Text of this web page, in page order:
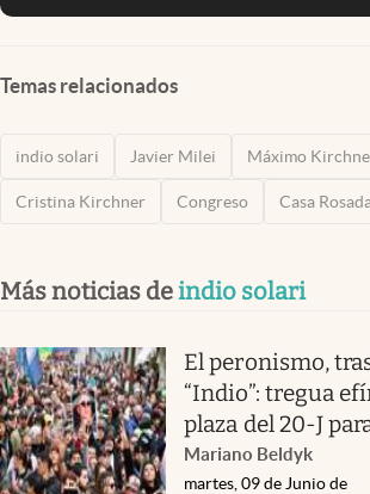
Temas relacionados
indio solari Javier Milei Máximo
Cristina Kirchner Congreso Casa
Más noticias deindio solari
El peronismo,
“Indio”: tregua
plaza del 20-J
Mariano Beldyk
martes, 09 de Junio de